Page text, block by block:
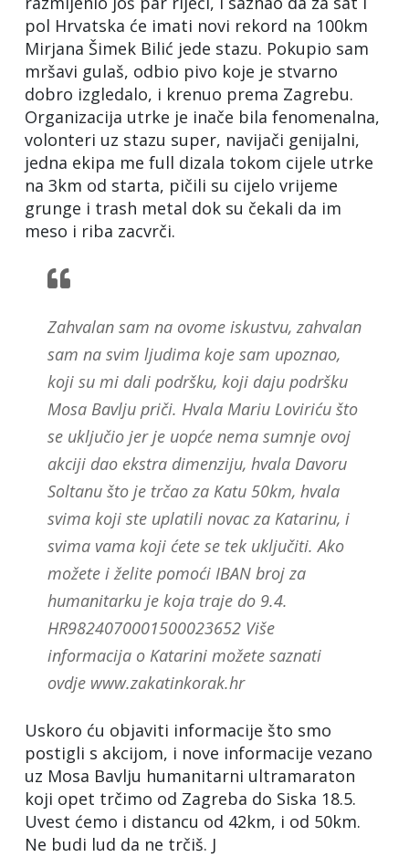
pol Hrvatska će imati novi rekord na 100km
Mirjana Šimek Bilić jede stazu. Pokupio sam
mršavi gulaš, odbio pivo koje je stvarno
dobro izgledalo, i krenuo prema Zagrebu.
Organizacija utrke je inače bila fenomenalna,
volonteri uz stazu super, navijači genijalni,
jedna ekipa me full dizala tokom cijele utrke
na 3km od starta, pičili su cijelo vrijeme
grunge i trash metal dok su čekali da im
meso i riba zacvrči.
Zahvalan sam na ovome iskustvu, zahvalan
sam na svim ljudima koje sam upoznao,
koji su mi dali podršku, koji daju podršku
Mosa Bavlju priči. Hvala Mariu Loviriću što
se uključio jer je uopće nema sumnje ovoj
akciji dao ekstra dimenziju, hvala Davoru
Soltanu što je trčao za Katu 50km, hvala
svima koji ste uplatili novac za Katarinu, i
svima vama koji ćete se tek uključiti. Ako
možete i želite pomoći IBAN broj za
humanitarku je koja traje do 9.4.
HR9824070001500023652 Više
informacija o Katarini možete saznati
ovdje www.zakatinkorak.hr
Uskoro ću objaviti informacije što smo
postigli s akcijom, i nove informacije vezano
uz Mosa Bavlju humanitarni ultramaraton
koji opet trčimo od Zagreba do Siska 18.5.
Uvest ćemo i distancu od 42km, i od 50km.
Ne budi lud da ne trčiš. J